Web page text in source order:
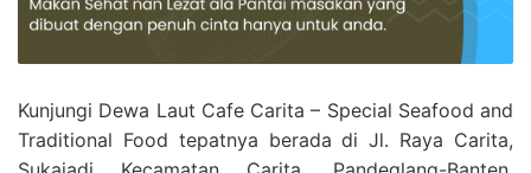
Kunjungi Dewa Laut Cafe Carita – Special Seafood and
Traditional Food tepatnya berada di Jl. Raya Carita,